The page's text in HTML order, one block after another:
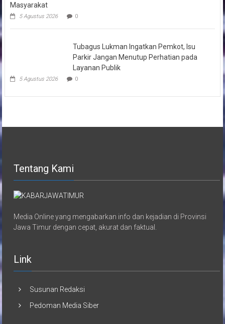
Masyarakat
5 Agustus 2026 0
Tubagus Lukman Ingatkan Pemkot, Isu
Parkir Jangan Menutup Perhatian pada
Layanan Publik
5 Agustus 2026 0
Tentang Kami
Media Online yang mengabarkan info dan kejadian di Provinsi
Jawa Timur dengan cepat, akurat dan faktual.
Link
Susunan Redaksi
Pedoman Media Siber